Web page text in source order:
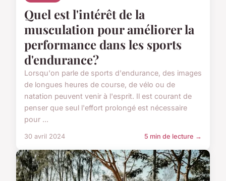
Quel est l'intérêt de la
musculation pour améliorer la
performance dans les sports
d'endurance?
Lorsqu'on parle de sports d'endurance, des images
de longues heures de course, de vélo ou de
natation peuvent venir à l'esprit. Il est courant de
penser que seul l'effort prolongé est nécessaire
pour ...
30 avril 2024 5 min de lecture →